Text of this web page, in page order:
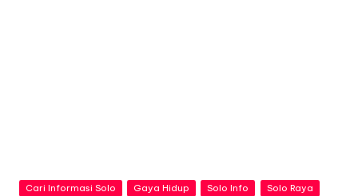
Posted
Cari Informasi Solo Gaya Hidup Solo Info
Solo Raya